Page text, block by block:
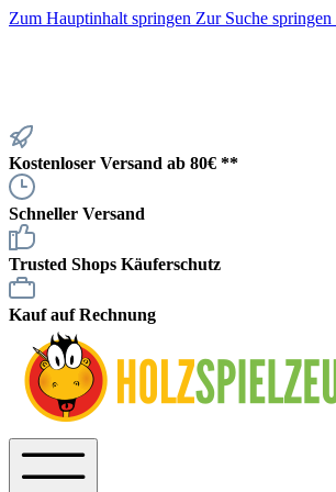
Zum Hauptinhalt springen Zur Suche springen
Kostenloser Versand ab 80€ **
Schneller Versand
Trusted Shops Käuferschutz
Kauf auf Rechnung